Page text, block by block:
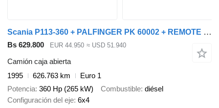
Scania P113-360 + PALFINGER PK 60002 + REMOTE CONTROL
Bs 629.800 EUR 44.950 ≈ USD 51.940
Camión caja abierta
1995
626.763 km
Euro 1
Potencia 360 Hp (265 kW) Combustible diésel
Configuración del eje 6x4